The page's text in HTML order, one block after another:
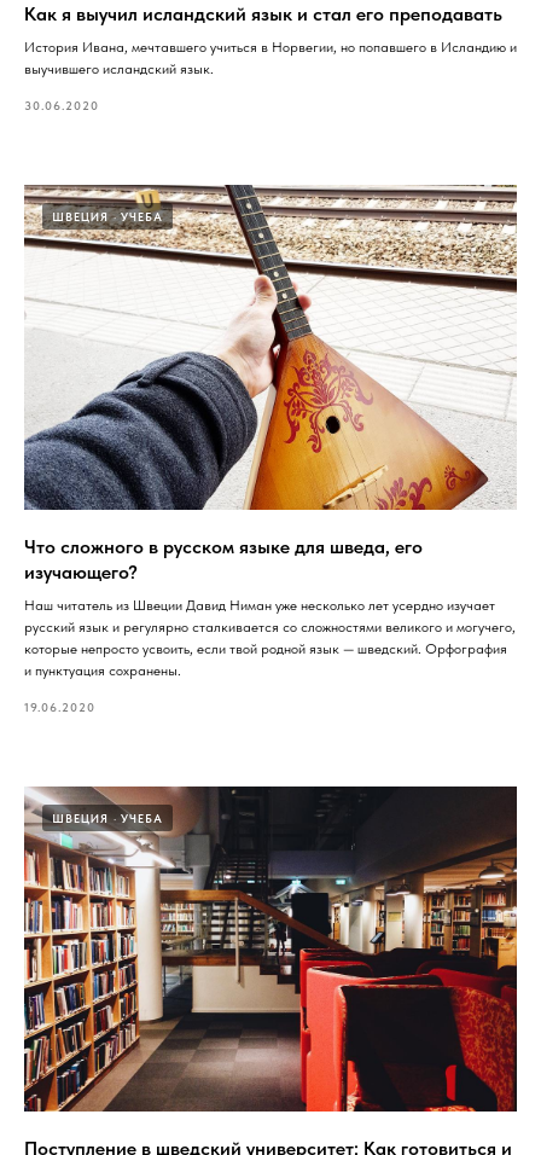
Как я выучил исландский язык и стал его преподавать
История Ивана, мечтавшего учиться в Норвегии, но попавшего в Исландию и
выучившего исландский язык.
30.06.2020
ШВЕЦИЯ УЧЕБА
Что сложного в русском языке для шведа, его
изучающего?
Наш читатель из Швеции Давид Ниман уже несколько лет усердно изучает
русский язык и регулярно сталкивается со сложностями великого и могучего,
которые непросто усвоить, если твой родной язык — шведский. Орфография
и пунктуация сохранены.
19.06.2020
ШВЕЦИЯ УЧЕБА
Поступление в шведский университет: Как готовиться и